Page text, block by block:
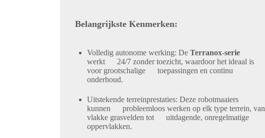
BelangrijksteKenmerken:
Volledig autonome werking: De Terranox-serie
werkt 24/7 zonder toezicht, waardoor het ideaal is
voor grootschalige toepassingen en continu
onderhoud.
Uitstekende terreinprestaties: Deze robotmaaiers
kunnen probleemloos werken op elk type terrein, van
vlakke grasvelden tot uitdagende, onregelmatige
oppervlakken.